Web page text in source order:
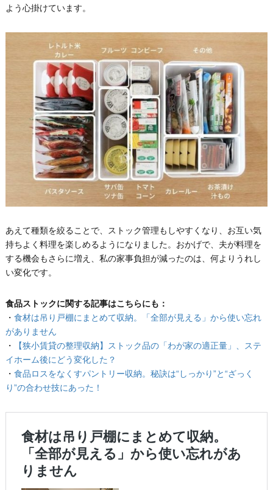
よう心掛けています。
あえて種類を絞ることで、ストック管理もしやすくなり、お互い気
持ちよく料理を楽しめるようになりました。おかげで、夫が料理を
する機会もさらに増え、私の家事負担が減ったのは、何よりうれし
い変化です。
食品ストックに関する記事はこちらにも：
・ 食材は吊り戸棚にまとめて収納。「全部が見える」から使い忘れ
がありません
・
【狭小賃貸の整理収納】ストック品の「わが家の適正量」、ステ
イホーム後にどう変化した？
・ 食品ロスをなくすパントリー収納。秘訣は“しっかり”と“ざっく
り”の合わせ技にあった！